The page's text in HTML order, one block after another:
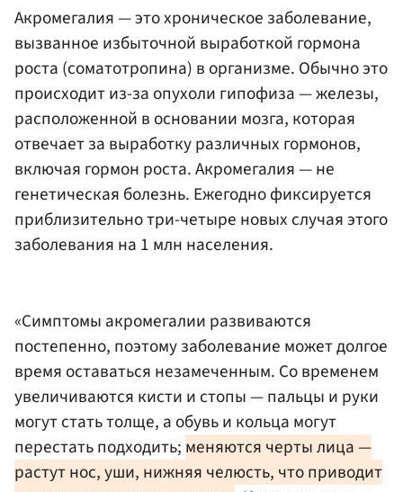
Акромегалия — это хроническое заболевание,
вызванное избыточной выработкой гормона
роста (соматотропина) в организме. Обычно это
происходит из-за опухоли гипофиза — железы,
расположенной в основании мозга, которая
отвечает за выработку различных гормонов,
включая гормон роста. Акромегалия — не
генетическая болезнь. Ежегодно фиксируется
приблизительно три-четыре новых случая этого
заболевания на 1 млн населения.
«Симптомы акромегалии развиваются
постепенно, поэтому заболевание может долгое
время оставаться незамеченным. Со временем
увеличиваются кисти и стопы — пальцы и руки
могут стать толще, а обувь и кольца могут
перестать подходить; меняются черты лица —
растут нос, уши, нижняя челюсть, что приводит